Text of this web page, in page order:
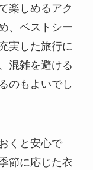
楽しめるアク
、ベストシー
実した旅行に
混雑を避ける
のもよいでし
くと安心で
節に応じた衣